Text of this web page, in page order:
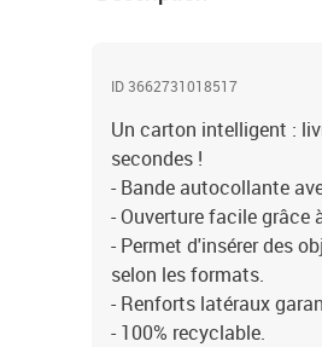
ID 3662731018517
Un carton intelligent :
secondes !
- Bande autocollante
- Ouverture facile grâce
- Permet d'insérer des
selon les formats.
- Renforts latéraux
- 100% recyclable.